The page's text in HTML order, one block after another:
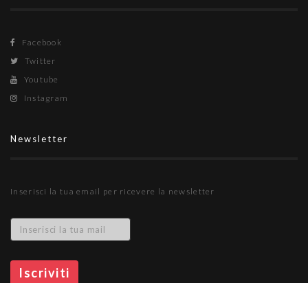
Facebook
Twitter
Youtube
Instagram
Newsletter
Inserisci la tua email per ricevere la newsletter